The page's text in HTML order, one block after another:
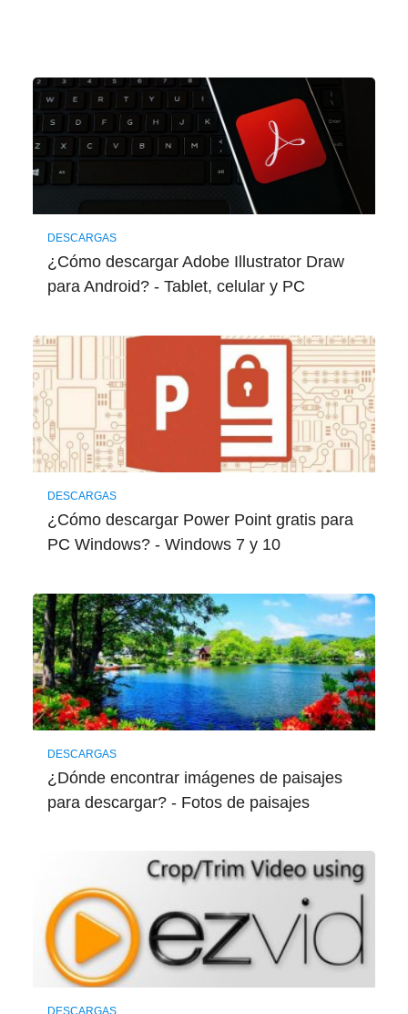
DESCARGAS
¿Cómo descargar Adobe Illustrator Draw
para Android? - Tablet, celular y PC
DESCARGAS
¿Cómo descargar Power Point gratis para
PC Windows? - Windows 7 y 10
DESCARGAS
¿Dónde encontrar imágenes de paisajes
para descargar? - Fotos de paisajes